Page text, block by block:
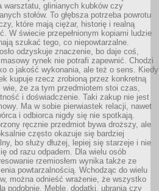
warsztatu, glinianych kubków czy
stołów. To głębsza potrzeba powrotu
które mają ciężar, historię i realną
W świecie przepełnionym kopiami ludzie
szukać tego, co niepowtarzalne.
odzyskuje znaczenie, bo daje coś,
rynek nie potrafi zapewnić. Chodzi
o jakość wykonania, ale też o sens. Kiedy
kupuje rzecz zrobioną przez konkretną
wie, że za tym przedmiotem stoi czas,
i doświadczenie. Taki zakup nie jest
Ma w sobie pierwiastek relacji, nawet
i odbiorca nigdy się nie spotkają.
ręcznie przedmiot bywa droższy, ale
często okazuje się bardziej
bo służy dłużej, lepiej się starzeje i nie
od razu odpadem. Dla wielu osób
rzemiosłem wynika także ze
powtarzalnością. Wchodząc do wielu
można odnieść wrażenie, że wszystko
podobnie. Meble, dodatki, ubrania czy